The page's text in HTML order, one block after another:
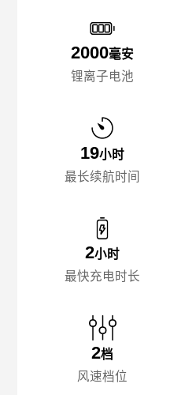
2000毫安
锂离子电池
19小时
最长续航时间
2小时
最快充电时长
2档
风速档位